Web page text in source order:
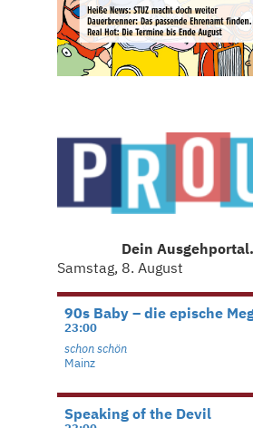
Dein
Samstag, 8. August
90s Baby – die epische
23:00
schon schön
Mainz
Speaking of the Devil